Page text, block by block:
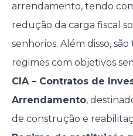
arrendamento, tendo
redução da carga fiscal
senhorios. Além disso,
regimes com objetivos
CIA – Contratos de
Arrendamento,
de construção e